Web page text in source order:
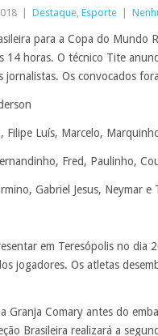
Destaque, Esporte
para a Copa do Mundo
14 horas. O técnico Tite
jornalistas. Os convocados
Filipe Luís, Marcelo,
Fred, Paulinho,
Gabriel Jesus, Neymar e
em Teresópolis no dia
jogadores. Os atletas
Granja Comary antes do
Brasileira realizará a